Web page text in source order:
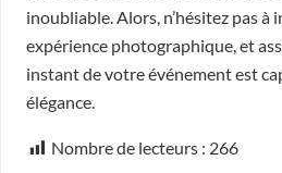
inoubliable. Alors, n’hésitez pas à
expérience photographique, et
instant de votre événement est
élégance.
Nombre de lecteurs : 266